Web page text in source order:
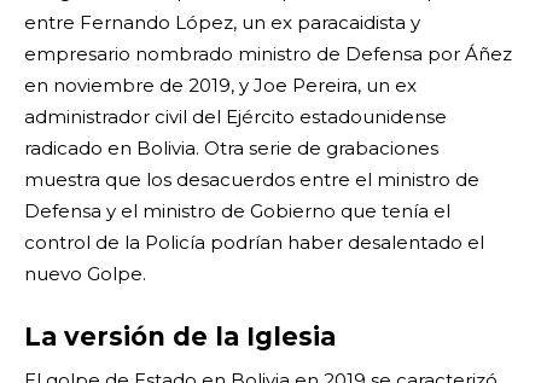
entre Fernando López, un ex paracaidista y
empresario nombrado ministro de Defensa por Áñez
en noviembre de 2019, y Joe Pereira, un ex
administrador civil del Ejército estadounidense
radicado en Bolivia. Otra serie de grabaciones
muestra que los desacuerdos entre el ministro de
Defensa y el ministro de Gobierno que tenía el
control de la Policía podrían haber desalentado el
nuevo Golpe.
La versión de la Iglesia